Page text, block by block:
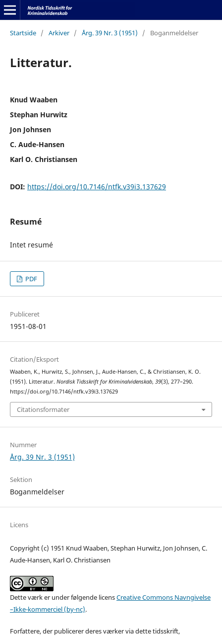
Startside / Arkiver / Årg. 39 Nr. 3 (1951) / Boganmeldelser
Litteratur.
Knud Waaben
Stephan Hurwitz
Jon Johnsen
C. Aude-Hansen
Karl O. Christiansen
DOI: https://doi.org/10.7146/ntfk.v39i3.137629
Resumé
Intet resumé
PDF
Publiceret
1951-08-01
Citation/Eksport
Waaben, K., Hurwitz, S., Johnsen, J., Aude-Hansen, C., & Christiansen, K. O.
(1951). Litteratur. Nordisk Tidsskrift for Kriminalvidenskab, 39(3), 277–290.
https://doi.org/10.7146/ntfk.v39i3.137629
Citationsformater
Nummer
Årg. 39 Nr. 3 (1951)
Sektion
Boganmeldelser
Licens
Copyright (c) 1951 Knud Waaben, Stephan Hurwitz, Jon Johnsen, C.
Aude-Hansen, Karl O. Christiansen
Dette værk er under følgende licensCreative Commons Navngivelse
–Ikke-kommerciel (by-nc).
Forfattere, der publicerer deres værker via dette tidsskrift,